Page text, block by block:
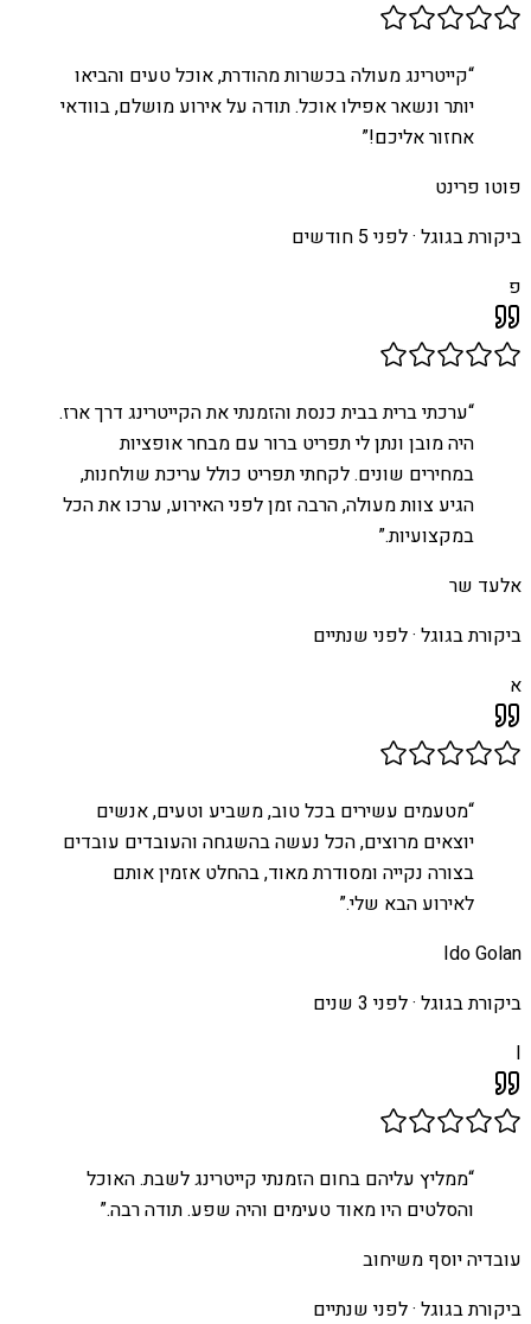
“קייטרינג מעולה בכשרות מהודרת, אוכל טעים והביאו
יותר ונשאר אפילו אוכל. תודה על אירוע מושלם, בוודאי
אחזור אליכם!”
פוטו פרינט
ביקורת בגוגל ·לפני 5 חודשים
פ
“ערכתי ברית בבית כנסת והזמנתי את הקייטרינג דרך ארז.
היה מובן ונתן לי תפריט ברור עם מבחר אופציות
במחירים שונים. לקחתי תפריט כולל עריכת שולחנות,
הגיע צוות מעולה, הרבה זמן לפני האירוע, ערכו את הכל
במקצועיות.”
אלעד שר
ביקורת בגוגל ·לפני שנתיים
א
“מטעמים עשירים בכל טוב, משביע וטעים, אנשים
יוצאים מרוצים, הכל נעשה בהשגחה והעובדים עובדים
בצורה נקייה ומסודרת מאוד, בהחלט אזמין אותם
לאירוע הבא שלי.”
Ido Golan
ביקורת בגוגל ·לפני 3 שנים
I
“ממליץ עליהם בחום הזמנתי קייטרינג לשבת. האוכל
והסלטים היו מאוד טעימים והיה שפע. תודה רבה.”
עובדיה יוסף משיחוב
ביקורת בגוגל ·לפני שנתיים